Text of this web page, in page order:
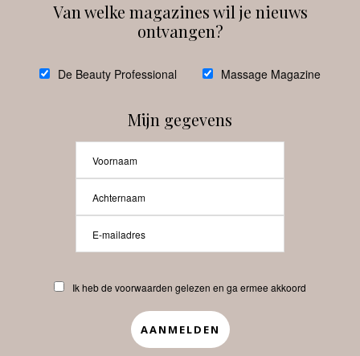
debeautyprofessional
Beauty-Pro.nl
Abonneren Contact
APP
Van welke magazines wil je nieuws
ontvangen?
De Beauty Professional Massage Magazine
Mijn gegevens
Ik heb de voorwaarden gelezen en ga ermee akkoord